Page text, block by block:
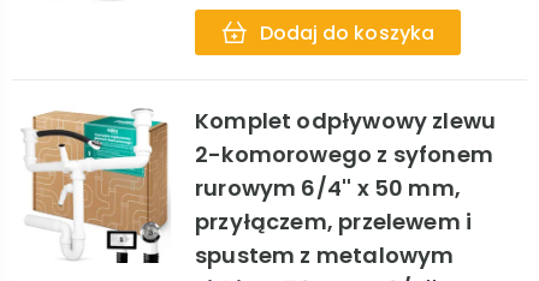
Dodaj do koszyka
Komplet odpływowy zlewu
2-komorowego z syfonem
rurowym 6/4'' x 50 mm,
przyłączem, przelewem i
spustem z metalowym